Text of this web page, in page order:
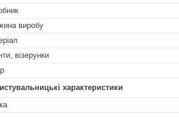
виробу
візерунки
характеристики